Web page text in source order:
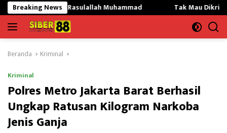
Langsung
ke
konten
Breaking News
Muhammad Tak Mau Dikritik,Kepsek SMKN 01
Beranda Kriminal
Kriminal
Polres Metro Jakarta Barat Berhasil
Ungkap Ratusan Kilogram Narkoba
Jenis Ganja